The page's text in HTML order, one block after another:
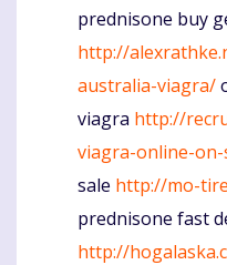
prednisone buy
http://
australia-viagra/
viagra http://
viagra-online-
sale http://mo-
prednisone fast
http://